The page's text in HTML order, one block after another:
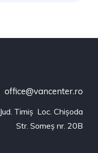
office@vancenter.ro
Jud. Timiș  Loc. Chișoda
Str. Someș nr. 20B